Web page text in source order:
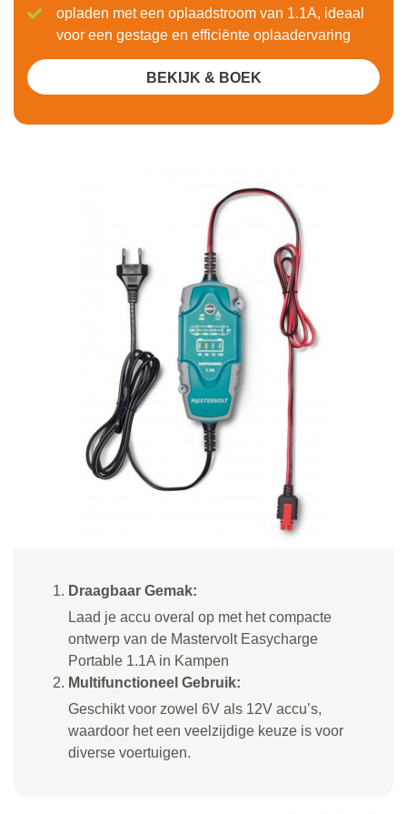
Draagbaar Gemak:
Laad je accu overal op met het compacte
ontwerp van de Mastervolt Easycharge
Portable 1.1A in Kampen
Multifunctioneel Gebruik:
Geschikt voor zowel 6V als 12V accu’s,
waardoor het een veelzijdige keuze is voor
diverse voertuigen.
opladen met een oplaadstroom van 1.1A, ideaal
voor een gestage en efficiënte oplaadervaring
BEKIJK & BOEK